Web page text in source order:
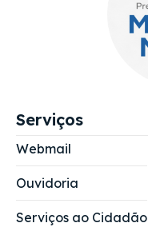
Serviços
Webmail
Ouvidoria
Serviços ao Cidadão